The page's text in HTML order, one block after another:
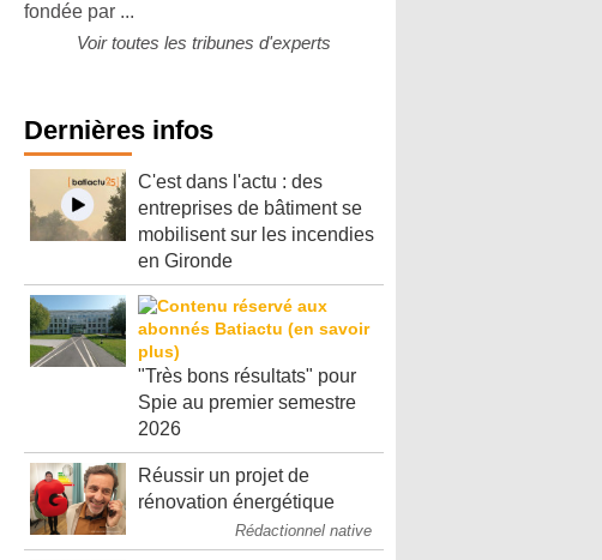
fondée par ...
Voir toutes les tribunes d'experts
Dernières infos
C'est dans l'actu : des
entreprises de bâtiment se
mobilisent sur les incendies
en Gironde
"Très bons résultats" pour
Spie au premier semestre
2026
Réussir un projet de
rénovation énergétique
Rédactionnel native